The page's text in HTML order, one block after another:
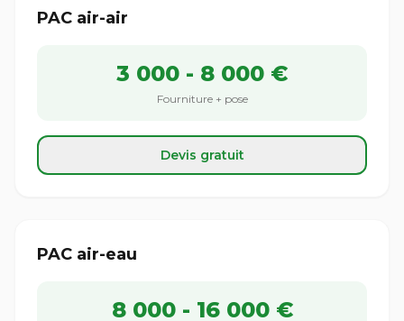
PAC air-air
3 000 - 8 000 €
Fourniture + pose
Devis gratuit
PAC air-eau
8 000 - 16 000 €